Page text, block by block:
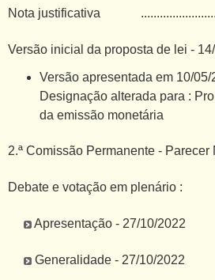
Nota justificativa
Versão inicial da proposta de lei -
Versão apresentada em 10/05/
Designação alterada para :
da emissão monetária
2.ª Comissão Permanente - Parecer
Debate e votação em plenário :
Apresentação - 27/10/2022
Generalidade - 27/10/2022